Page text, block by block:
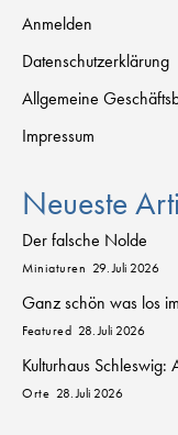
Anmelden
Datenschutzerklärung
Allgemeine
Impressum
Neueste
Der falsche Nolde
Miniaturen 29. Juli 2026
Ganz schön was los
Featured 28. Juli 2026
Kulturhaus Schleswig:
Orte 28. Juli 2026